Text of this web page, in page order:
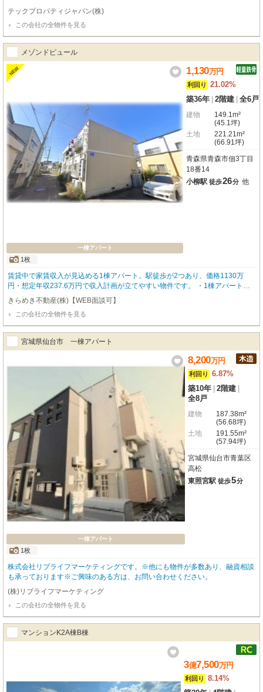
地に加え、近隣にはつきぎめ駐車場も確保でき、幅広い入居者ニーズに対応可
能です。満室想定利回り２６．８９％、積算評価９１．２％と、高水準の収益
性と一定の資産性を両立。また、徒歩10分圏内に生活利便施設（スーパー・コ
ンビニ・医療機関等）が揃っており、入居者満足度の維持・向上にも寄与する
立地環境です。管理は管理会社へ委託済みのため、遠方投資家様でも運用負担
を抑えた保有が可能です。加えて、青森市は行政による除雪体制が整備されて
おり、冬季における生活道路の通行性が確保されやすい点も、エリア特性とし
て賃貸需要の下支え要因となります。
テックプロパティジャパン(株)
この会社の全物件を見る
メゾンドピュール
NEW
一棟アパート
1枚
1,130万円
利回り
21.02%
築36年 2階建 全6戸
建物
149.1m²
(45.1坪)
土地
221.21m²
(66.91坪)
青森県青森市佃3丁目
18番14
小柳駅 徒歩26分 他
賃貸中で家賃収入が見込める1棟アパート。駅徒歩が2つあり、価格1130万
円・想定年収237.6万円で収入計画が立てやすい物件です。 ・1棟アパート
「メゾンドピュール」：建物まるごとの運用を検討できます ・賃貸中：購入
後すぐに家賃収入が入りやすい状況です ・想定年間収入237万6000円：収入
の目安がはっきりしています ・表面利回り21.02%：現況3戸賃貸中・駅徒歩
が2つ：青い森鉄道「小柳」駅徒歩26分、「東青森」駅徒歩32分で使い分けが
できます
きらめき不動産(株)【WEB面談可】
この会社の全物件を見る
宮城県仙台市 一棟アパート
一棟アパート
1枚
8,200万円
利回り
6.87%
築10年 2階建
全8戸
建物
187.38m²
(56.68坪)
土地
191.55m²
(57.94坪)
宮城県仙台市青葉区
高松
東照宮駅 徒歩5分
株式会社リブライフマーケティングです。※他にも物件が多数あり、融資相談
も承っております※ご興味のある方は、お問い合わせください。
(株)リブライフマーケティング
この会社の全物件を見る
マンションK2A棟B棟
3億7,500万円
利回り
8.14%